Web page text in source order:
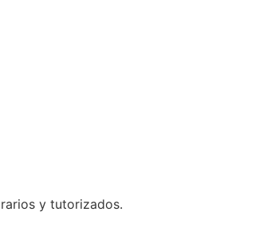
y tutorizados.